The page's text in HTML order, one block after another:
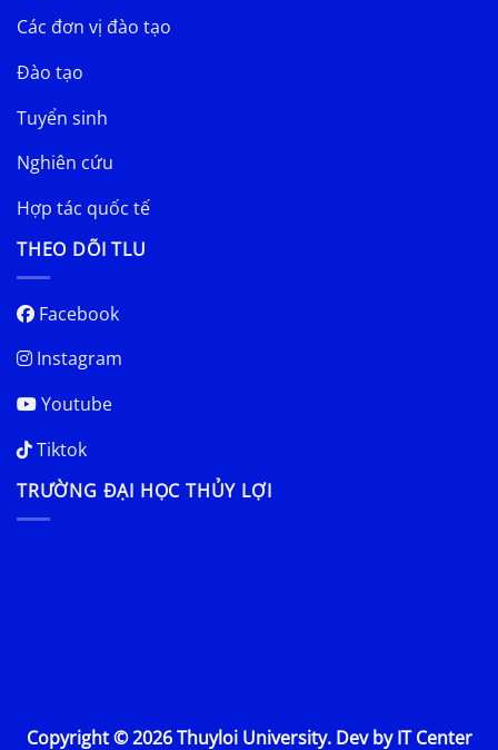
Các đơn vị đào tạo
Đào tạo
Tuyển sinh
Nghiên cứu
Hợp tác quốc tế
THEO DÕI TLU
Facebook
Instagram
Youtube
Tiktok
TRƯỜNG ĐẠI HỌC THỦY LỢI
Copyright © 2026 Thuyloi University. Dev by IT Center